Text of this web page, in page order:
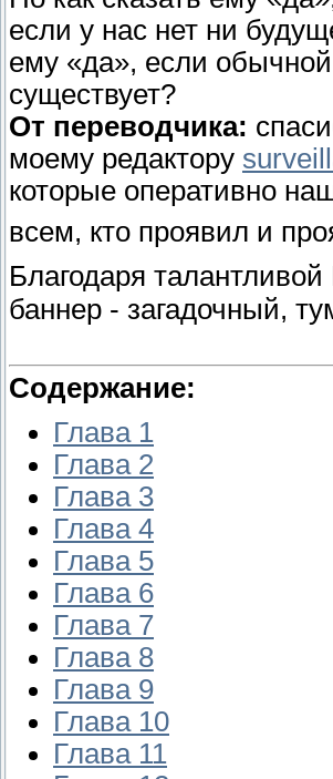
если у нас нет ни
ему «да», если
существует?
От переводчика:
моему редактору
которые оперативно
всем, кто проявил и
Благодаря талантливой
баннер - загадочный,
Содержание:
Глава 1
Глава 2
Глава 3
Глава 4
Глава 5
Глава 6
Глава 7
Глава 8
Глава 9
Глава 10
Глава 11